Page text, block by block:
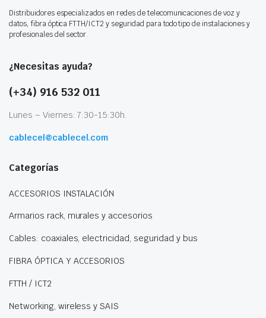
Distribuidores especializados en redes de telecomunicaciones de voz y
datos, fibra óptica FTTH/ICT2 y seguridad para todo tipo de instalaciones y
profesionales del sector.
¿Necesitas ayuda?
(+34) 916 532 011
Lunes – Viernes: 7:30-15:30h.
cablecel@cablecel.com
Categorías
ACCESORIOS INSTALACIÓN
Armarios rack, murales y accesorios
Cables: coaxiales, electricidad, seguridad y bus
FIBRA ÓPTICA Y ACCESORIOS
FTTH / ICT2
Networking, wireless y SAIS